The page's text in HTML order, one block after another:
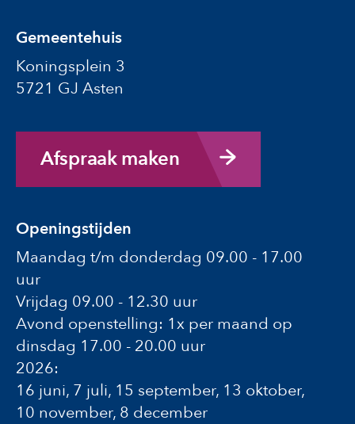
Gemeentehuis
Koningsplein 3
5721 GJ Asten
Afspraak maken
Openingstijden
Maandag t/m donderdag 09.00 - 17.00
uur
Vrijdag 09.00 - 12.30 uur
Avond openstelling: 1x per maand op
dinsdag 17.00 - 20.00 uur
2026:
16 juni, 7 juli, 15 september, 13 oktober,
10 november, 8 december